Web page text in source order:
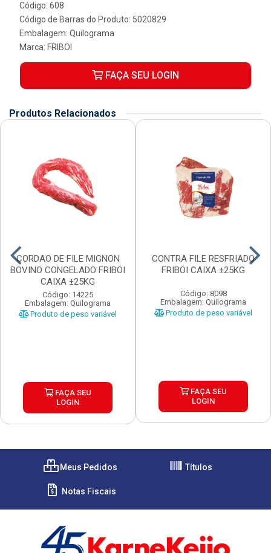
Código: 608
Código de Barras do Produto: 5020829
Embalagem: Quilograma
Marca: FRIBOI
FAÇA SEU LOGIN
Produtos Relacionados
CORDAO DE FILE MIGNON
BOVINO CONGELADO FRIBOI
CAIXA ±25KG
Código: 14225
Embalagem: Quilograma
Produto de peso variável
FAÇA SEU
LOGIN
CONTRA FILE RESFRIADO
FRIBOI CAIXA ±25KG
Código: 8098
Embalagem: Quilograma
Produto de peso variável
FAÇA SEU
LOGIN
Meus Pedidos Títulos
Notas Fiscais